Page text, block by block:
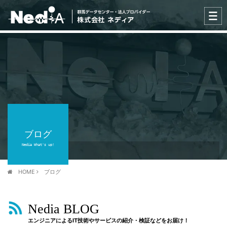
ブログ
Nedia What's up!
HOME ブログ
Nedia BLOG
エンジニアによるIT技術やサービスの紹介・検証などをお届け！